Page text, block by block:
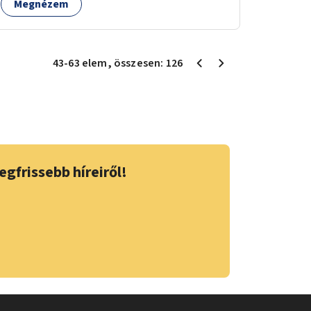
Megnézem
43-63 elem, összesen: 126
híreiről!